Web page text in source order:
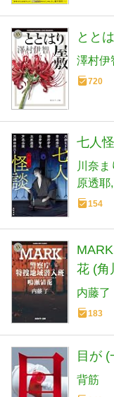
とと
澤村伊
720
七人
川奈ま
原透耶
154
花 (角
内藤了
183
目が (
背筋